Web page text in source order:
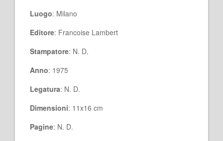
Luogo: Milano
Editore: Francoise Lambert
Stampatore: N. D.
Anno: 1975
Legatura: N. D.
Dimensioni: 11x16 cm
Pagine: N. D.